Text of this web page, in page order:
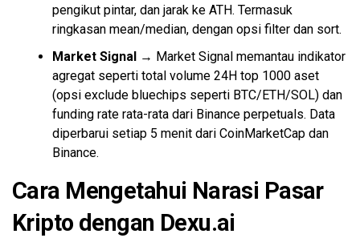
pengikut pintar, dan jarak ke ATH. Termasuk
ringkasan mean/median, dengan opsi filter dan sort.
Market Signal → Market Signal memantau indikator
agregat seperti total volume 24H top 1000 aset
(opsi exclude bluechips seperti BTC/ETH/SOL) dan
funding rate rata-rata dari Binance perpetuals. Data
diperbarui setiap 5 menit dari CoinMarketCap dan
Binance.
Cara Mengetahui Narasi Pasar
Kripto dengan Dexu.ai